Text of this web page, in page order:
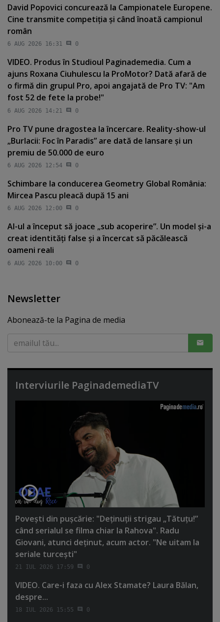
David Popovici concurează la Campionatele Europene.
Cine transmite competiţia şi când înoată campionul
român
6 AUG 2026 16:31 0
VIDEO. Produs în Studioul Paginademedia. Cum a
ajuns Roxana Ciuhulescu la ProMotor? Dată afară de
o firmă din grupul Pro, apoi angajată de Pro TV: "Am
fost 52 de fete la probe!"
6 AUG 2026 14:21 0
Pro TV pune dragostea la încercare. Reality-show-ul
„Burlacii: Foc în Paradis” are dată de lansare şi un
premiu de 50.000 de euro
6 AUG 2026 12:54 0
Schimbare la conducerea Geometry Global România:
Mircea Pascu pleacă după 15 ani
6 AUG 2026 12:00 0
AI-ul a început să joace „sub acoperire”. Un model şi-a
creat identităţi false şi a încercat să păcălească
oameni reali
6 AUG 2026 10:00 0
Newsletter
Abonează-te la Pagina de media
Interviurile PaginademediaTV
Poveşti din puşcărie: "Deţinuţii strigau „Tătuţu!”
când serialul se filma chiar la Rahova". Radu
Giovani, atunci deţinut, acum actor. "Ne uitam la
seriale turceşti"
21 IUL 2026 17:59 0
VIDEO. Care-i faza cu Alex Stamate? Laura Bălan,
despre...
18 IUL 2026 15:55 0